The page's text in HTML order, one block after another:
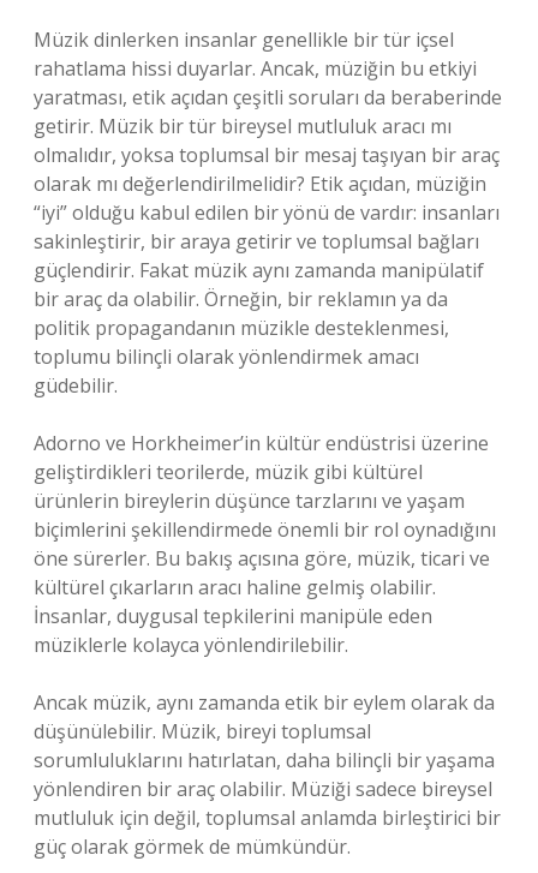
Müzik dinlerken insanlar genellikle bir tür içsel
rahatlama hissi duyarlar. Ancak, müziğin bu etkiyi
yaratması, etik açıdan çeşitli soruları da beraberinde
getirir. Müzik bir tür bireysel mutluluk aracı mı
olmalıdır, yoksa toplumsal bir mesaj taşıyan bir araç
olarak mı değerlendirilmelidir? Etik açıdan, müziğin
“iyi” olduğu kabul edilen bir yönü de vardır: insanları
sakinleştirir, bir araya getirir ve toplumsal bağları
güçlendirir. Fakat müzik aynı zamanda manipülatif
bir araç da olabilir. Örneğin, bir reklamın ya da
politik propagandanın müzikle desteklenmesi,
toplumu bilinçli olarak yönlendirmek amacı
güdebilir.
Adorno ve Horkheimer’in kültür endüstrisi üzerine
geliştirdikleri teorilerde, müzik gibi kültürel
ürünlerin bireylerin düşünce tarzlarını ve yaşam
biçimlerini şekillendirmede önemli bir rol oynadığını
öne sürerler. Bu bakış açısına göre, müzik, ticari ve
kültürel çıkarların aracı haline gelmiş olabilir.
İnsanlar, duygusal tepkilerini manipüle eden
müziklerle kolayca yönlendirilebilir.
Ancak müzik, aynı zamanda etik bir eylem olarak da
düşünülebilir. Müzik, bireyi toplumsal
sorumluluklarını hatırlatan, daha bilinçli bir yaşama
yönlendiren bir araç olabilir. Müziği sadece bireysel
mutluluk için değil, toplumsal anlamda birleştirici bir
güç olarak görmek de mümkündür.